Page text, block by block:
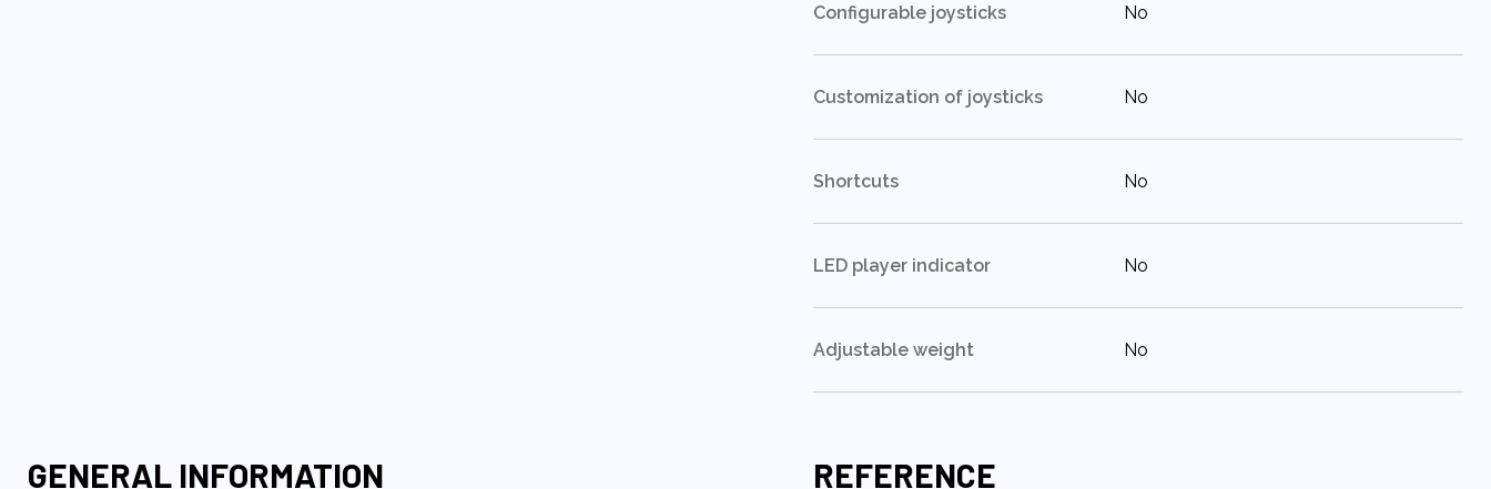
Configurable joysticks :No
Customization of joysticks :No
Shortcuts :No
LED player indicator :No
Adjustable weight :No
GENERAL INFORMATION REFERENCE